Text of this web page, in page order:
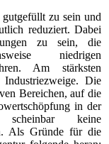
gutgefüllt zu sein und
reduziert. Dabei
zu sein, die
niedrigen
Am stärksten
Die
Bereichen, auf die
in der
keine
Als Gründe für die